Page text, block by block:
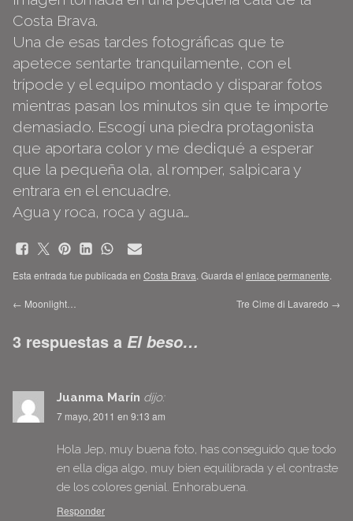
Costa Brava.
Una de esas tardes fotográficas que te
apetece sentarte tranquilamente, con el
trípode y el equipo montado y disparar fotos
mientras pasan los minutos sin que te importe
demasiado. Escogí una piedra protagonista
que aportara color y me dediqué a esperar
que la pequeña ola, al romper, salpicara y
entrara en el encuadre.
Agua y roca, roca y agua…
Esta entrada fue publicada en Costa Brava. Guarda el enlace permanente.
← Moonlight… Tre Cime di Lavaredo →
3 respuestas a El beso…
Juanma Marín dijo:
7 mayo, 2011 en 9:13 am
Hola Jep, muy buena foto, has conseguido que todo
en ella diga algo, muy bien equilibrada y el contraste
de los colores genial. Enhorabuena.
Responder